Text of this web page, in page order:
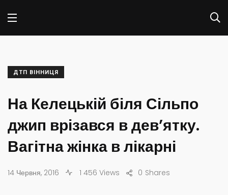
ДТП ВІННИЦЯ
На Келецькій біля Сільпо
джип врізався в дев’ятку.
Вагітна жінка в лікарні
14 Червня, 2016 1 456 Views Shares
0